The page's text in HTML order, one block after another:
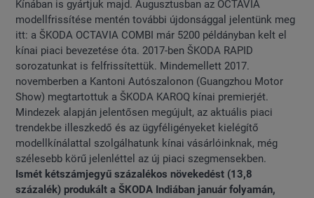
Kínában is gyártjuk majd. Augusztusban az OCTAVIA
modellfrissítése mentén további újdonsággal jelentünk meg
itt: a ŠKODA OCTAVIA COMBI már 5200 példányban kelt el
kínai piaci bevezetése óta. 2017-ben ŠKODA RAPID
sorozatunkat is felfrissítettük. Mindemellett 2017.
novemberben a Kantoni Autószalonon (Guangzhou Motor
Show) megtartottuk a ŠKODA KAROQ kínai premierjét.
Mindezek alapján jelentősen megújult, az aktuális piaci
trendekbe illeszkedő és az ügyféligényeket kielégítő
modellkínálattal szolgálhatunk kínai vásárlóinknak, még
szélesebb körű jelenléttel az új piaci szegmensekben.
Ismét kétszámjegyű százalékos növekedést (13,8
százalék) produkált a ŠKODA Indiában január folyamán,